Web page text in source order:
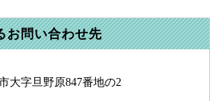
お問い合わせ先
大字旦野原847番地の2